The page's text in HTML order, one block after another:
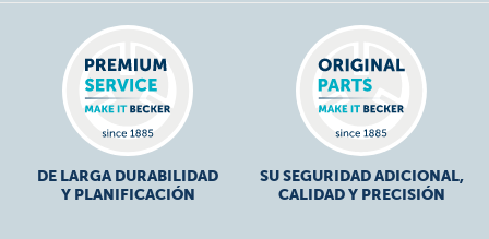
DE LARGA DURABILIDAD
Y PLANIFICACIÓN
SU SEGURIDAD ADICIONAL,
CALIDAD Y PRECISIÓN